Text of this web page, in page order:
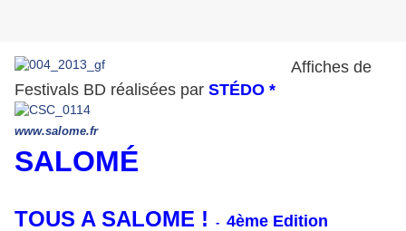
Affiches de
Festivals BD réalisées par STÉDO *
www.salome.fr
SALOMÉ
TOUS A SALOME ! - 4ème Edition